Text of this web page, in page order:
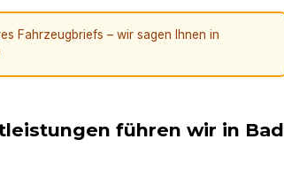
Fahrzeugbriefs – wir sagen Ihnen in
führen wir in Bad